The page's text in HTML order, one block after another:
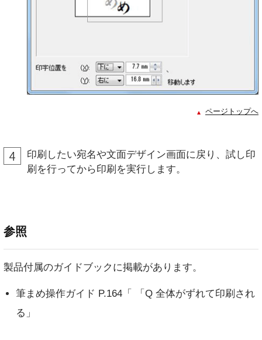
ページトップへ
印刷したい宛名や文面デザイン画面に戻り、試し印
刷を行ってから印刷を実行します。
参照
製品付属のガイドブックに掲載があります。
筆まめ操作ガイド P.164「 「Q 全体がずれて印刷され
る」